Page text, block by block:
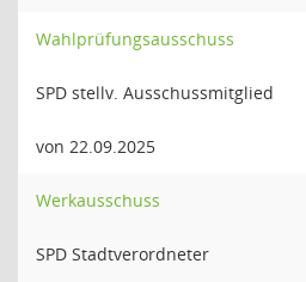
Wahlprüfungsausschuss
SPD stellv. Ausschussmitglied
von 22.09.2025
Werkausschuss
SPD Stadtverordneter